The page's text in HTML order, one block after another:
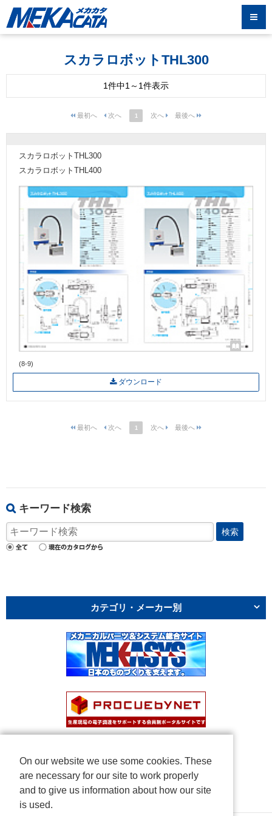
スカラロボットTHL300
1件中1～1件表示
1
スカラロボットTHL300
スカラロボットTHL400
(8-9)
ダウンロード
1
キーワード検索
検索
カテゴリ・メーカー別
On our website we use some cookies. These
are necessary for our site to work properly
and to give us information about how our site
is used.